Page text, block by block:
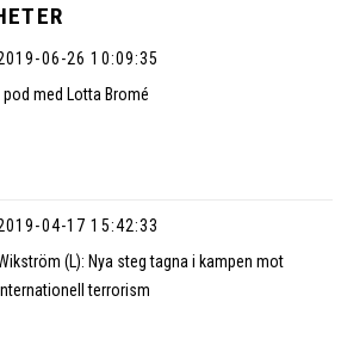
06-26 10:09:35
I pod med Lotta Bromé
04-17 15:42:33
(L): Nya steg tagna i kampen mot
terrorism